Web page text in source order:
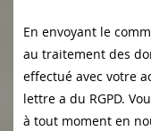
En envoyant le
au traitement des
effectué avec votre
lettre a du RGPD.
à tout moment en